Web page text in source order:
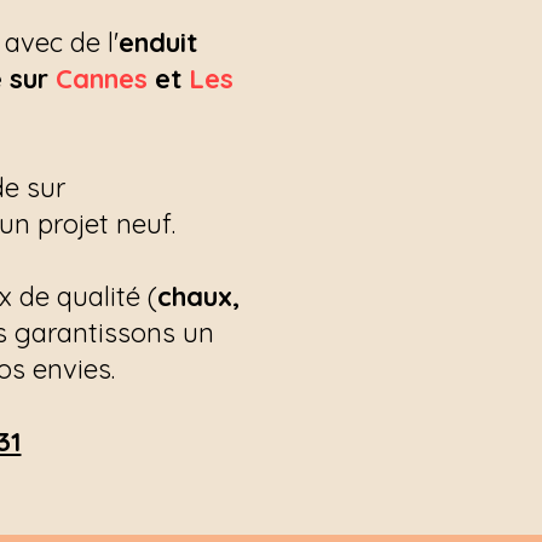
de l'enduit
sur Cannes et Les
sur
projet neuf.
de qualité (chaux,
garantissons un
envies.